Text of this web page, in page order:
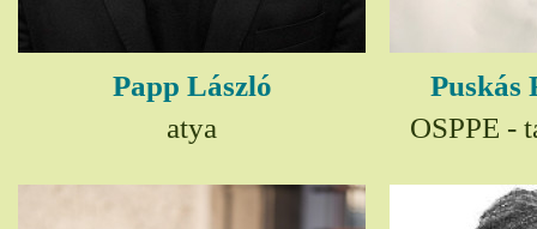
Papp László
atya
Puskás
OSPPE -